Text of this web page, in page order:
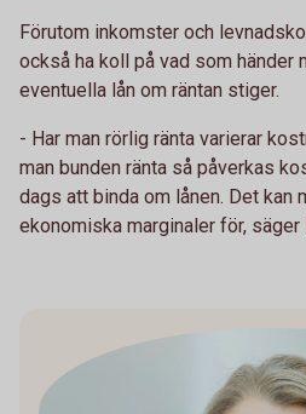
Förutom inkomster och
också ha koll på vad som händer
eventuella lån om räntan stiger.
- Har man rörlig ränta varierar
man bunden ränta så påverkas
dags att binda om lånen. Det kan
ekonomiska marginaler för, säger